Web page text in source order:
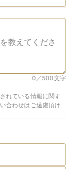
0／500文字
れている情報に関す
合わせはご遠慮頂け